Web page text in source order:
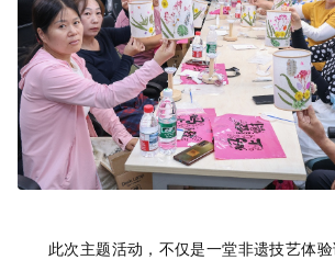
此次主题活动，不仅是一堂非遗技艺体